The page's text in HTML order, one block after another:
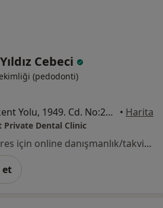
Cebeci
(pedodonti)
Turgut Özal, Batıkent Yolu, 1949. Cd. No:26/2, Ankara • Harita
Private Dental Clinic
Bu uzman ilgili adres için online danışmanlık/takvim sunmuyor.
et